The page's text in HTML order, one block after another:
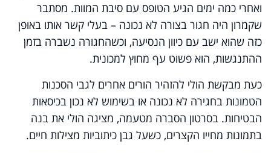
ואחרי כמה ימים הגיע הטופס עם סיבת המוות. מסתבר
שקמרון היה חגור בצורה לא נכונה – בעלי קשר אותו באופן
כזה שהוא ישב עם כיוון הנסיעה, וכשהחגורה נשברה בזמן
ההתנגשות, הוא פשוט עף מחוץ למכונית.
כעת מבקשת הולי להזהיר הורים אחרים לגבי הסכנות
הטמונות בחגירה לא נכונה או בשימוש לא נכון בכיסאות
הבטיחות. בסרטון הסברה מטעמה, מציגה הולי את בנה
בתמונות מחייו הקצרים, כשעל גבן כיתוביות מצילות חיים.